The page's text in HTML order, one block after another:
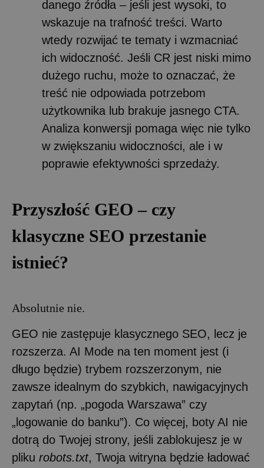
danego źródła – jeśli jest wysoki, to
wskazuje na trafność treści. Warto
wtedy rozwijać te tematy i wzmacniać
ich widoczność. Jeśli CR jest niski mimo
dużego ruchu, może to oznaczać, że
treść nie odpowiada potrzebom
użytkownika lub brakuje jasnego CTA.
Analiza konwersji pomaga więc nie tylko
w zwiększaniu widoczności, ale i w
poprawie efektywności sprzedaży.
Przyszłość GEO – czy
klasyczne SEO przestanie
istnieć?
Absolutnie nie.
GEO nie zastępuje klasycznego SEO, lecz je
rozszerza. AI Mode na ten moment jest (i
długo będzie) trybem rozszerzonym, nie
zawsze idealnym do szybkich, nawigacyjnych
zapytań (np. „pogoda Warszawa” czy
„logowanie do banku”). Co więcej, boty AI nie
dotrą do Twojej strony, jeśli zablokujesz je w
pliku robots.txt, Twoja witryna będzie ładować